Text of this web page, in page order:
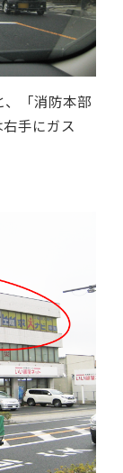
「消防本部
手にガス